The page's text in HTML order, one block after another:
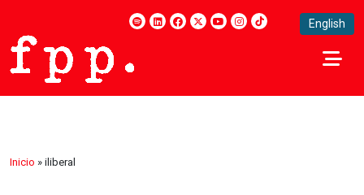
English
Inicio » iliberal